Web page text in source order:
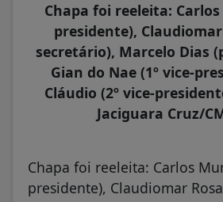
Chapa foi reeleita:
presidente), Claudiomar
secretário), Marcelo Dias
Gian do Nae (1º vice-
Cláudio (2º vice-
Jaciguara Cruz/
Chapa foi reeleita: Carlos
presidente), Claudiomar